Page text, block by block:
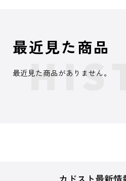
最近見た商品
最近見た商品がありません。